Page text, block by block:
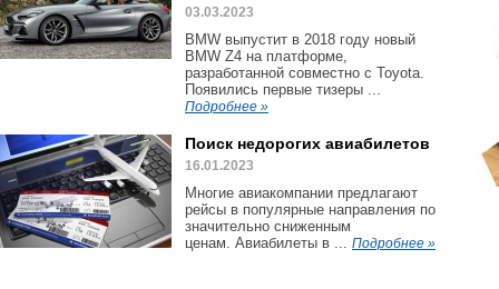
03.03.2023
BMW выпустит в 2018 году новый
BMW Z4 на платформе,
разработанной совместно с Toyota.
Появились первые тизеры ...
Подробнее »
Поиск недорогих авиабилетов
16.01.2023
Многие авиакомпании предлагают
рейсы в популярные направления по
значительно сниженным
ценам. Авиабилеты в ... Подробнее »